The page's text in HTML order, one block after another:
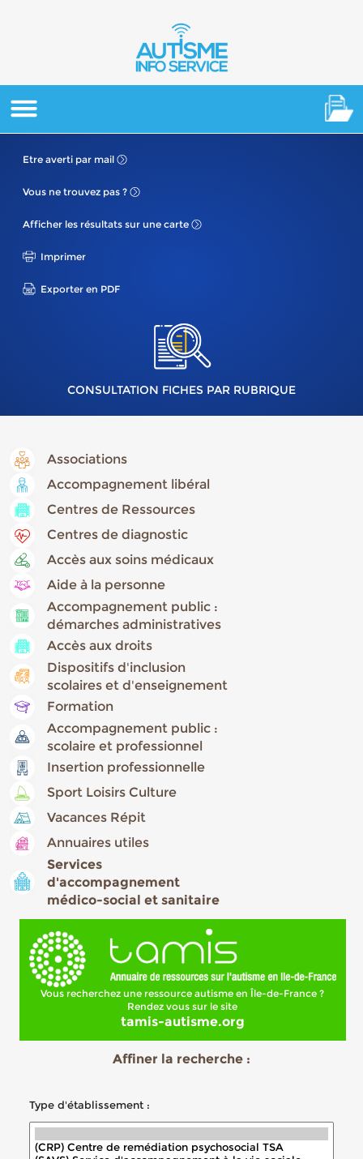
Etre averti par mail
Vous ne trouvez pas ?
Afficher les résultats sur une carte
Imprimer
Exporter en PDF
CONSULTATION FICHES PAR RUBRIQUE
Associations
Accompagnement libéral
Centres de Ressources
Centres de diagnostic
Accès aux soins médicaux
Aide à la personne
Accompagnement public :
démarches administratives
Accès aux droits
Dispositifs d'inclusion
scolaires et d'enseignement
Formation
Accompagnement public :
scolaire et professionnel
Insertion professionnelle
Sport Loisirs Culture
Vacances Répit
Annuaires utiles
Services
d'accompagnement
médico-social et sanitaire
Vous recherchez une ressource autisme en Île-de-France ?
Rendez vous sur le site
tamis-autisme.org
Affiner la recherche :
Type d'établissement :